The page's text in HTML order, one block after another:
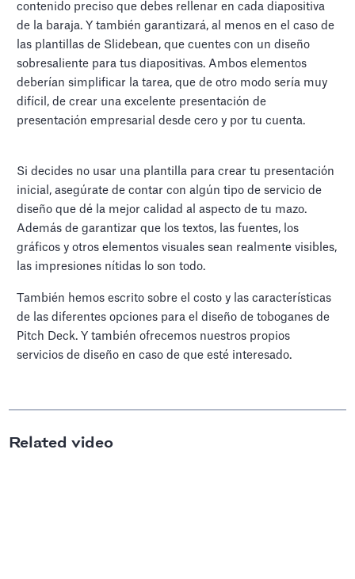
contenido preciso que debes rellenar en cada diapositiva
de la baraja. Y también garantizará, al menos en el caso de
las plantillas de Slidebean, que cuentes con un diseño
sobresaliente para tus diapositivas. Ambos elementos
deberían simplificar la tarea, que de otro modo sería muy
difícil, de crear una excelente presentación de
presentación empresarial desde cero y por tu cuenta.
Si decides no usar una plantilla para crear tu presentación
inicial, asegúrate de contar con algún tipo de servicio de
diseño que dé la mejor calidad al aspecto de tu mazo.
Además de garantizar que los textos, las fuentes, los
gráficos y otros elementos visuales sean realmente visibles,
las impresiones nítidas lo son todo.
También hemos escrito sobre el costo y las características
de las diferentes opciones para el diseño de toboganes de
Pitch Deck. Y también ofrecemos nuestros propios
servicios de diseño en caso de que esté interesado.
Related video